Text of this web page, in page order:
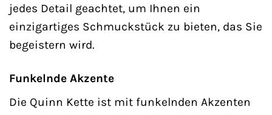
jedes Detail geachtet, um Ihnen ein
einzigartiges Schmuckstück zu bieten, das Sie
begeistern wird.
Funkelnde Akzente
Die Quinn Kette ist mit funkelnden Akzenten